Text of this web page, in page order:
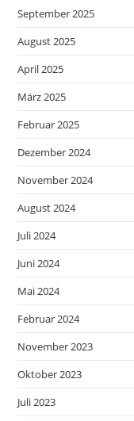
September 2025
August 2025
April 2025
März 2025
Februar 2025
Dezember 2024
November 2024
August 2024
Juli 2024
Juni 2024
Mai 2024
Februar 2024
November 2023
Oktober 2023
Juli 2023